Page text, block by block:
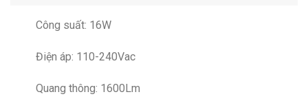
Công suất: 16W
Điện áp: 110-240Vac
Quang thông: 1600Lm